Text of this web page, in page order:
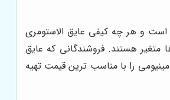
است و هر چه کیفی عایق الاستومری
متغیر هستند. فروشندگانی که عایق
را با مناسب ترین قیمت تهیه